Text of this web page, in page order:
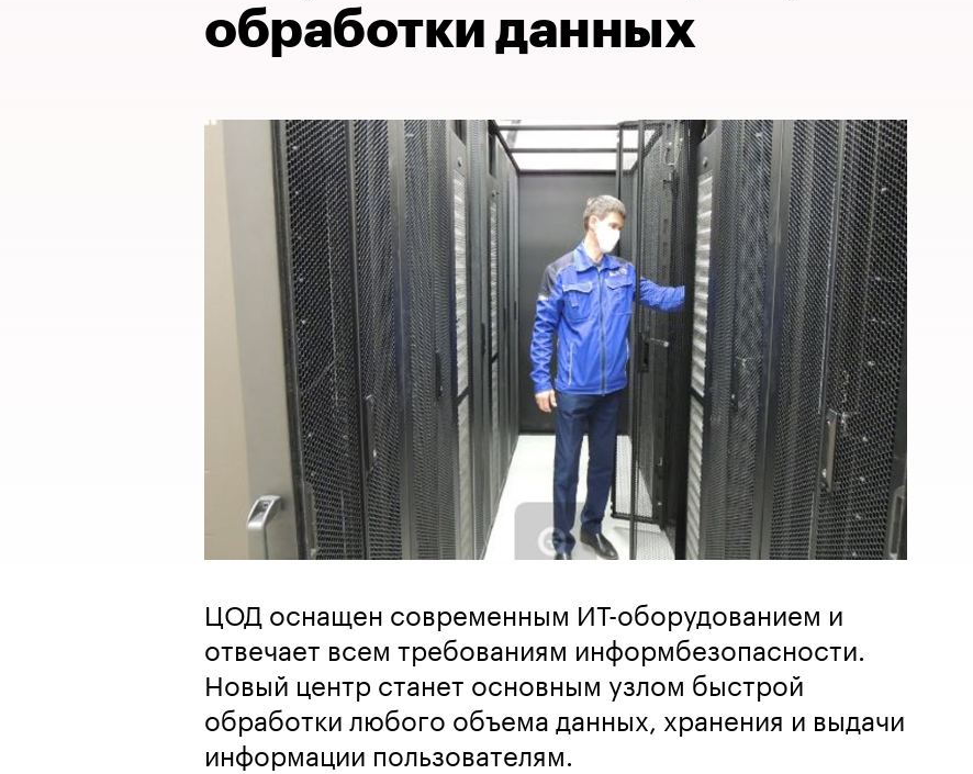
обработки данных
ЦОД оснащен современным ИТ-оборудованием и
отвечает всем требованиям информбезопасности.
Новый центр станет основным узлом быстрой
обработки любого объема данных, хранения и выдачи
информации пользователям.